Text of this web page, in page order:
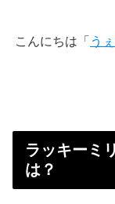
こんにちは「 う
ラッキーミ
は？